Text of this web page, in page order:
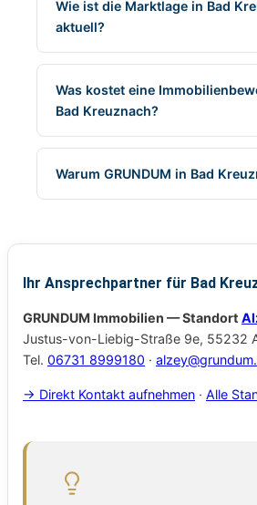
Wie ist die Marktlage in Bad
aktuell?
Was kostet eine
Bad Kreuznach?
Warum GRUNDUM in Bad
Ihr Ansprechpartner für Bad
GRUNDUM Immobilien — Standort
Justus-von-Liebig-Straße 9e, 55232
Tel. 06731 8999180 ·
→ Direkt Kontakt aufnehmen · Alle